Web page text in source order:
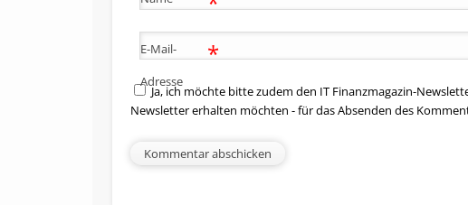
E-Mail-
Adresse
*
Ja, ich möchte bitte zudem den IT Finanzmagazin-
Newsletter erhalten möchten - für das Absenden des